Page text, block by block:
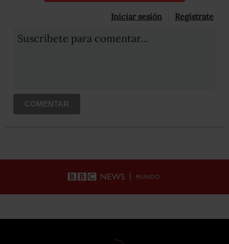
Iniciar sesión Registrate
Suscribete para comentar...
COMENTAR